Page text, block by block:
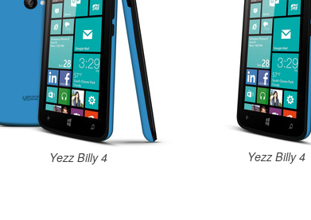
Yezz Billy 4 Yezz Billy 4